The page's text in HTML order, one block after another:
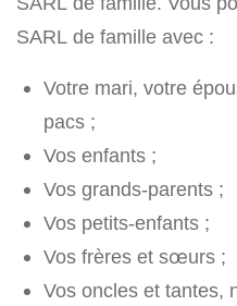
SARL de famille avec :
Votre mari, votre
pacs ;
Vos enfants ;
Vos grands-parents ;
Vos petits-enfants ;
Vos frères et sœurs ;
Vos oncles et tantes,